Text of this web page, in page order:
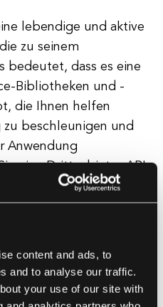
content and ads, to
and to analyse our traffic.
your use of our site with
lebendige und aktive
zu seinem
bedeutet, dass es eine
Bibliotheken und -
die Ihnen helfen
zu beschleunigen und
Anwendung
eine Drittanbieter-API
und
hinzufügen oder
müssen,
und effizient zu